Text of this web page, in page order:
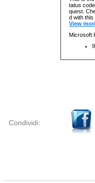
Condividi: